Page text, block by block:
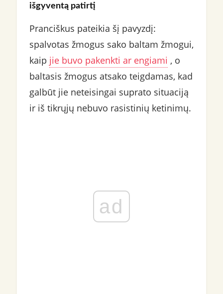
išgyventą patirtį
Pranciškus pateikia šį pavyzdį:
spalvotas žmogus sako baltam žmogui,
kaip jie buvo pakenkti ar engiami , o
baltasis žmogus atsako teigdamas, kad
galbūt jie neteisingai suprato situaciją
ir iš tikrųjų nebuvo rasistinių ketinimų.
ad